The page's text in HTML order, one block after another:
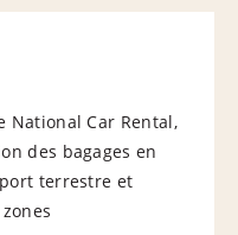
National Car Rental,
des bagages en
terrestre et